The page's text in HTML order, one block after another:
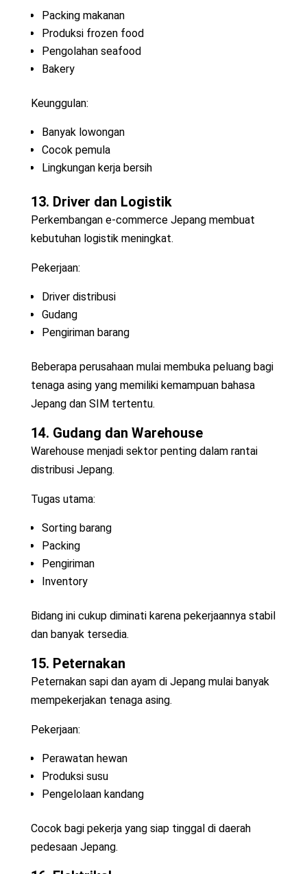
Packing makanan
Produksi frozen food
Pengolahan seafood
Bakery
Keunggulan:
Banyak lowongan
Cocok pemula
Lingkungan kerja bersih
13. Driver dan Logistik
Perkembangan e-commerce Jepang membuat
kebutuhan logistik meningkat.
Pekerjaan:
Driver distribusi
Gudang
Pengiriman barang
Beberapa perusahaan mulai membuka peluang bagi
tenaga asing yang memiliki kemampuan bahasa
Jepang dan SIM tertentu.
14. Gudang dan Warehouse
Warehouse menjadi sektor penting dalam rantai
distribusi Jepang.
Tugas utama:
Sorting barang
Packing
Pengiriman
Inventory
Bidang ini cukup diminati karena pekerjaannya stabil
dan banyak tersedia.
15. Peternakan
Peternakan sapi dan ayam di Jepang mulai banyak
mempekerjakan tenaga asing.
Pekerjaan:
Perawatan hewan
Produksi susu
Pengelolaan kandang
Cocok bagi pekerja yang siap tinggal di daerah
pedesaan Jepang.